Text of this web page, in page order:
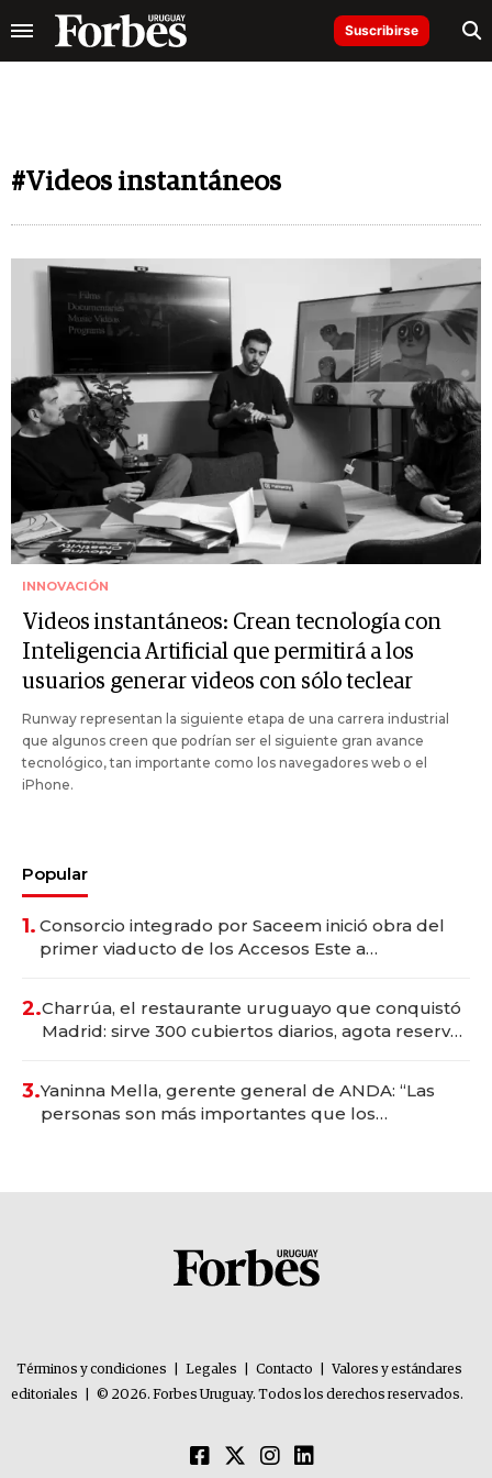
Suscribirse
#Videos instantáneos
INNOVACIÓN
Videos instantáneos: Crean tecnología con
Inteligencia Artificial que permitirá a los
usuarios generar videos con sólo teclear
Runway representan la siguiente etapa de una carrera industrial
que algunos creen que podrían ser el siguiente gran avance
tecnológico, tan importante como los navegadores web o el
iPhone.
Popular
1. Consorcio integrado por Saceem inició obra del
primer viaducto de los Accesos Este a
2.Charrúa, el restaurante uruguayo que conquistó
Madrid: sirve 300 cubiertos diarios, agota reservas
3.Yaninna Mella, gerente general de ANDA: “Las
personas son más importantes que los
Términos y condiciones Legales Contacto
Valores y estándares
editoriales
© 2026. Forbes Uruguay. Todos los derechos reservados.